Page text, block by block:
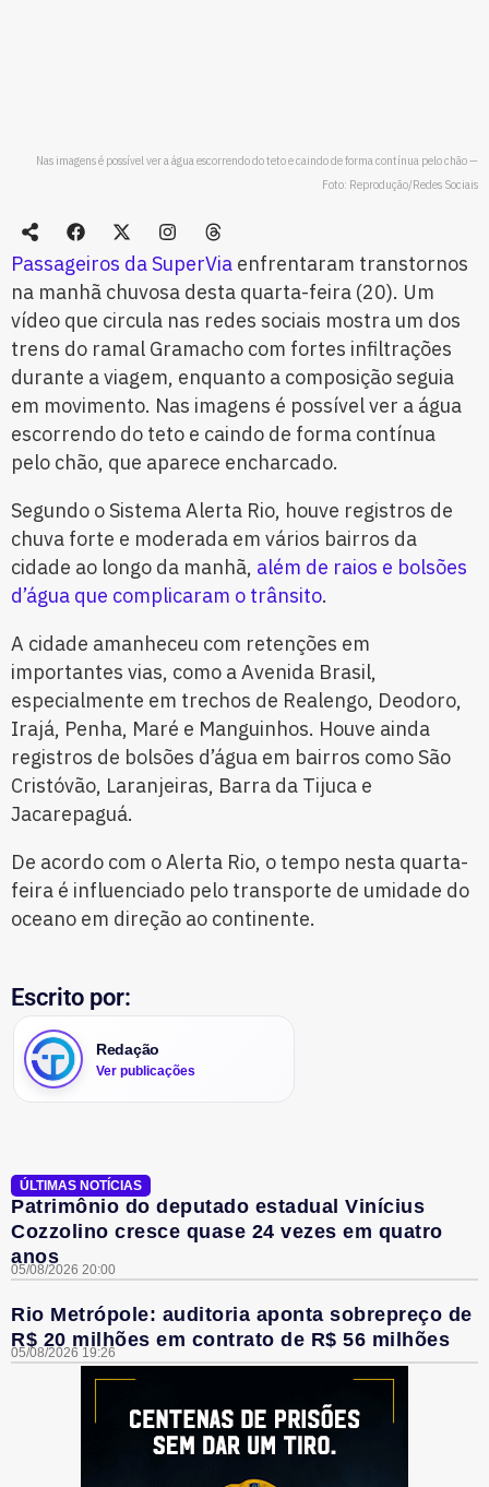
Nas imagens é possível ver a água escorrendo do teto e caindo de forma contínua pelo chão —
Foto: Reprodução/Redes Sociais
Passageiros da SuperVia enfrentaram transtornos
na manhã chuvosa desta quarta-feira (20). Um
vídeo que circula nas redes sociais mostra um dos
trens do ramal Gramacho com fortes infiltrações
durante a viagem, enquanto a composição seguia
em movimento. Nas imagens é possível ver a água
escorrendo do teto e caindo de forma contínua
pelo chão, que aparece encharcado.
Segundo o Sistema Alerta Rio, houve registros de
chuva forte e moderada em vários bairros da
cidade ao longo da manhã, além de raios e bolsões
d’água que complicaram o trânsito.
A cidade amanheceu com retenções em
importantes vias, como a Avenida Brasil,
especialmente em trechos de Realengo, Deodoro,
Irajá, Penha, Maré e Manguinhos. Houve ainda
registros de bolsões d’água em bairros como São
Cristóvão, Laranjeiras, Barra da Tijuca e
Jacarepaguá.
De acordo com o Alerta Rio, o tempo nesta quarta-
feira é influenciado pelo transporte de umidade do
oceano em direção ao continente.
Escrito por:
Redação
Ver publicações
ÚLTIMAS NOTÍCIAS
Patrimônio do deputado estadual Vinícius
Cozzolino cresce quase 24 vezes em quatro
anos
05/08/2026 20:00
Rio Metrópole: auditoria aponta sobrepreço de
R$ 20 milhões em contrato de R$ 56 milhões
05/08/2026 19:26